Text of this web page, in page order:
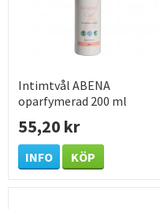
Intimtvål ABENA
oparfymerad 200 ml
55,20 kr
INFO KÖP